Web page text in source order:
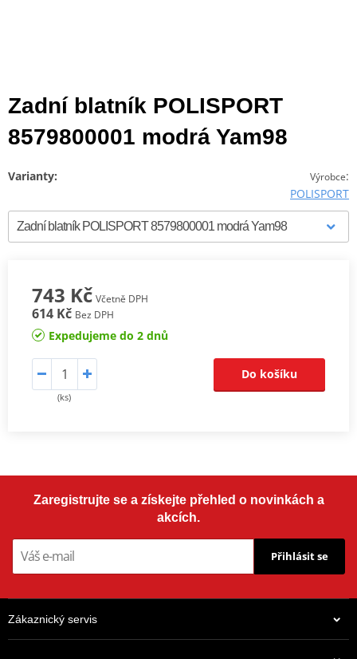
Zadní blatník POLISPORT
8579800001 modrá Yam98
Výrobce:
POLISPORT
Varianty:
743 Kč Včetně DPH
614 Kč Bez DPH
Expedujeme do 2 dnů
(ks)
Do košíku
Zaregistrujte se a získejte přehled o novinkách a
akcích.
Přihlásit se
Zákaznický servis